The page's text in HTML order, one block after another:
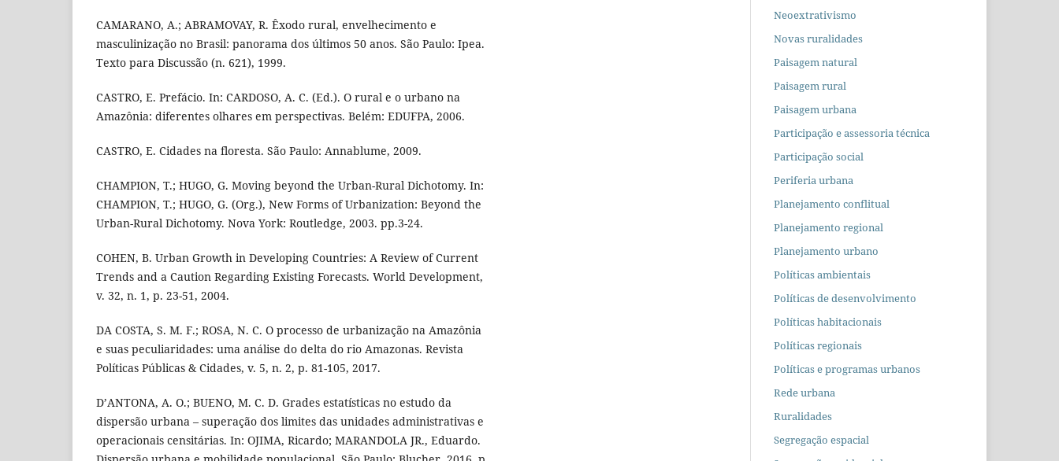
CAMARANO, A.; ABRAMOVAY, R. Êxodo rural, envelhecimento e
masculinização no Brasil: panorama dos últimos 50 anos. São Paulo: Ipea.
Texto para Discussão (n. 621), 1999.
CASTRO, E. Prefácio. In: CARDOSO, A. C. (Ed.). O rural e o urbano na
Amazônia: diferentes olhares em perspectivas. Belém: EDUFPA, 2006.
CASTRO, E. Cidades na floresta. São Paulo: Annablume, 2009.
CHAMPION, T.; HUGO, G. Moving beyond the Urban-Rural Dichotomy. In:
CHAMPION, T.; HUGO, G. (Org.), New Forms of Urbanization: Beyond the
Urban-Rural Dichotomy. Nova York: Routledge, 2003. pp.3-24.
COHEN, B. Urban Growth in Developing Countries: A Review of Current
Trends and a Caution Regarding Existing Forecasts. World Development,
v. 32, n. 1, p. 23-51, 2004.
DA COSTA, S. M. F.; ROSA, N. C. O processo de urbanização na Amazônia
e suas peculiaridades: uma análise do delta do rio Amazonas. Revista
Políticas Públicas & Cidades, v. 5, n. 2, p. 81-105, 2017.
D’ANTONA, A. O.; BUENO, M. C. D. Grades estatísticas no estudo da
dispersão urbana – superação dos limites das unidades administrativas e
operacionais censitárias. In: OJIMA, Ricardo; MARANDOLA JR., Eduardo.
Neoextrativismo
Novas ruralidades
Paisagem natural
Paisagem rural
Paisagem urbana
Participação e assessoria técnica
Participação social
Periferia urbana
Planejamento conflitual
Planejamento regional
Planejamento urbano
Políticas ambientais
Políticas de desenvolvimento
Políticas habitacionais
Políticas regionais
Políticas e programas urbanos
Rede urbana
Ruralidades
Segregação espacial